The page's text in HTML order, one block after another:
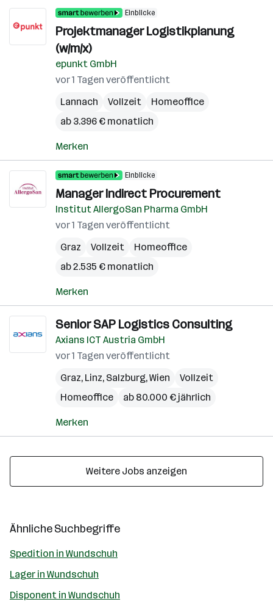
Einblicke
Projektmanager Logistikplanung
(w/m/x)
epunkt GmbH
vor 1 Tagen veröffentlicht
Lannach
Vollzeit
Homeoffice
ab 3.396 € monatlich
Merken
Einblicke
Manager Indirect Procurement
Institut AllergoSan Pharma GmbH
vor 1 Tagen veröffentlicht
Graz
Vollzeit
Homeoffice
ab 2.535 € monatlich
Merken
Senior SAP Logistics Consulting
Axians ICT Austria GmbH
vor 1 Tagen veröffentlicht
Graz, Linz, Salzburg,Wien
Vollzeit
Homeoffice
ab 80.000 € jährlich
Merken
Weitere Jobs anzeigen
Ähnliche Suchbegriffe
Spedition in Wundschuh
Lager in Wundschuh
Disponent in Wundschuh